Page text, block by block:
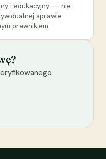
i edukacyjny — nie
sprawie
prawnikiem.